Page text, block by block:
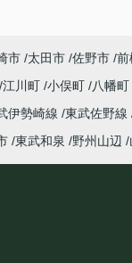
市 太田市 佐野市 前
江川町 小俣町 八幡町
伊勢崎線 東武佐野線
東武和泉 野州山辺